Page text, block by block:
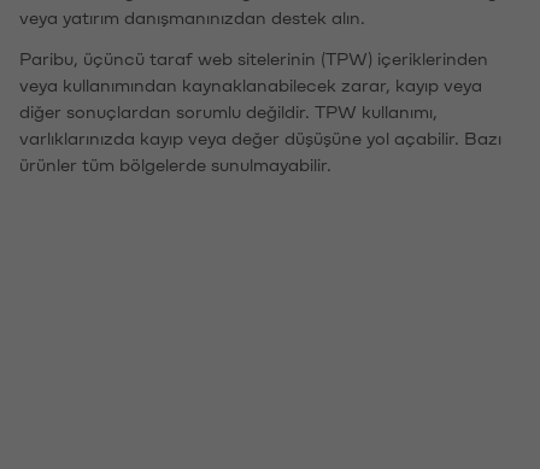
veya yatırım danışmanınızdan destek alın.
Paribu, üçüncü taraf web sitelerinin (TPW) içeriklerinden
veya kullanımından kaynaklanabilecek zarar, kayıp veya
diğer sonuçlardan sorumlu değildir. TPW kullanımı,
varlıklarınızda kayıp veya değer düşüşüne yol açabilir. Bazı
ürünler tüm bölgelerde sunulmayabilir.